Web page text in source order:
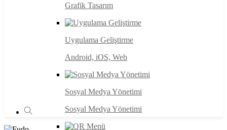
Grafik Tasarım
Uygulama Geliştirme
Android, iOS, Web
Sosyal Medya Yönetimi
Sosyal Medya Yönetimi